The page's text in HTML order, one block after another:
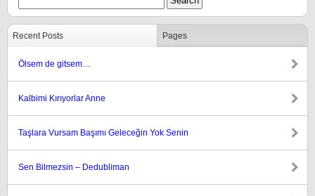
Recent Posts Pages
Ölsem de gitsem…
Kalbimi Kırıyorlar Anne
Taşlara Vursam Başımı Geleceğin Yok Senin
Sen Bilmezsin – Dedubliman